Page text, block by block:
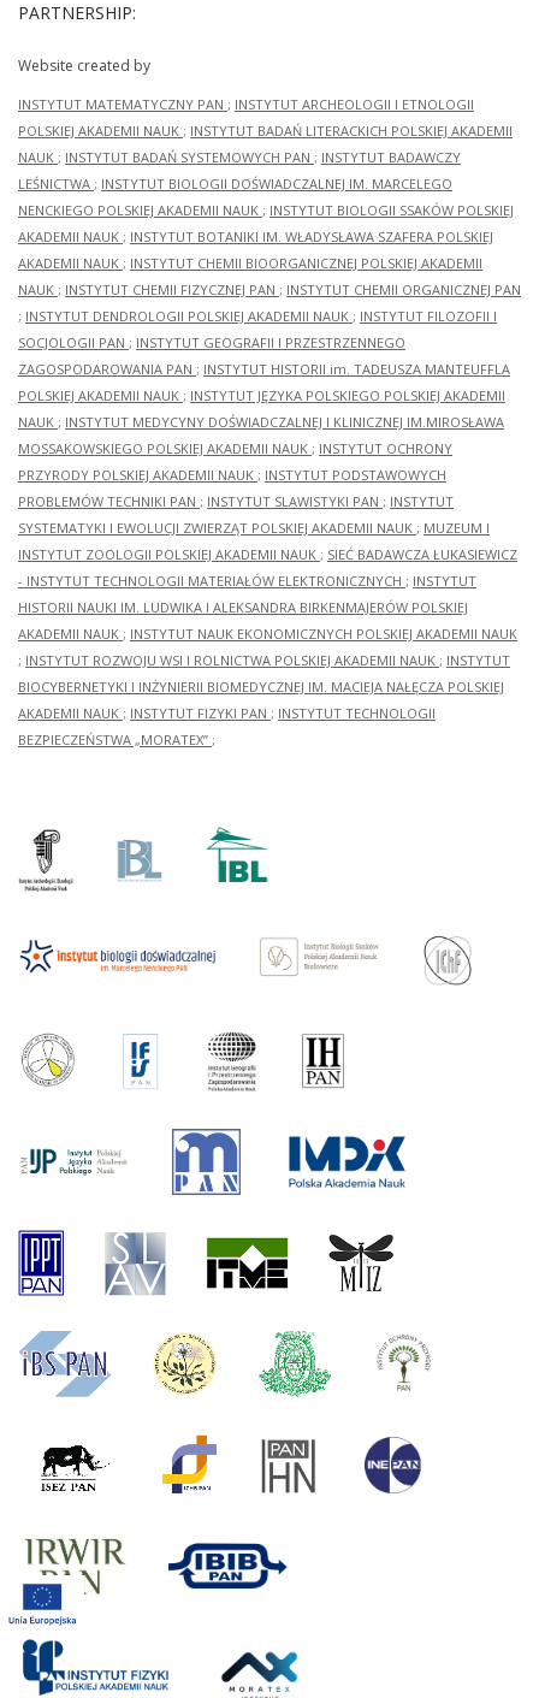
PARTNERSHIP:
Website created by
INSTYTUT MATEMATYCZNY PAN ; INSTYTUT ARCHEOLOGII I ETNOLOGII
POLSKIEJ AKADEMII NAUK ; INSTYTUT BADAŃ LITERACKICH POLSKIEJ AKADEMII
NAUK ; INSTYTUT BADAŃ SYSTEMOWYCH PAN ; INSTYTUT BADAWCZY
LEŚNICTWA ; INSTYTUT BIOLOGII DOŚWIADCZALNEJ IM. MARCELEGO
NENCKIEGO POLSKIEJ AKADEMII NAUK ; INSTYTUT BIOLOGII SSAKÓW POLSKIEJ
AKADEMII NAUK ; INSTYTUT BOTANIKI IM. WŁADYSŁAWA SZAFERA POLSKIEJ
AKADEMII NAUK ; INSTYTUT CHEMII BIOORGANICZNEJ POLSKIEJ AKADEMII
NAUK ; INSTYTUT CHEMII FIZYCZNEJ PAN ; INSTYTUT CHEMII ORGANICZNEJ PAN
; INSTYTUT DENDROLOGII POLSKIEJ AKADEMII NAUK ; INSTYTUT FILOZOFII I
SOCJOLOGII PAN ; INSTYTUT GEOGRAFII I PRZESTRZENNEGO
ZAGOSPODAROWANIA PAN ; INSTYTUT HISTORII im. TADEUSZA MANTEUFFLA
POLSKIEJ AKADEMII NAUK ; INSTYTUT JĘZYKA POLSKIEGO POLSKIEJ AKADEMII
NAUK ; INSTYTUT MEDYCYNY DOŚWIADCZALNEJ I KLINICZNEJ IM.MIROSŁAWA
MOSSAKOWSKIEGO POLSKIEJ AKADEMII NAUK ; INSTYTUT OCHRONY
PRZYRODY POLSKIEJ AKADEMII NAUK ; INSTYTUT PODSTAWOWYCH
PROBLEMÓW TECHNIKI PAN ; INSTYTUT SLAWISTYKI PAN ; INSTYTUT
SYSTEMATYKI I EWOLUCJI ZWIERZĄT POLSKIEJ AKADEMII NAUK ; MUZEUM I
INSTYTUT ZOOLOGII POLSKIEJ AKADEMII NAUK ; SIEĆ BADAWCZA ŁUKASIEWICZ
- INSTYTUT TECHNOLOGII MATERIAŁÓW ELEKTRONICZNYCH ; INSTYTUT
HISTORII NAUKI IM. LUDWIKA I ALEKSANDRA BIRKENMAJERÓW POLSKIEJ
AKADEMII NAUK ; INSTYTUT NAUK EKONOMICZNYCH POLSKIEJ AKADEMII NAUK
; INSTYTUT ROZWOJU WSI I ROLNICTWA POLSKIEJ AKADEMII NAUK ; INSTYTUT
BIOCYBERNETYKI I INŻYNIERII BIOMEDYCZNEJ IM. MACIEJA NAŁĘCZA POLSKIEJ
AKADEMII NAUK ; INSTYTUT FIZYKI PAN ; INSTYTUT TECHNOLOGII
BEZPIECZEŃSTWA „MORATEX” ;